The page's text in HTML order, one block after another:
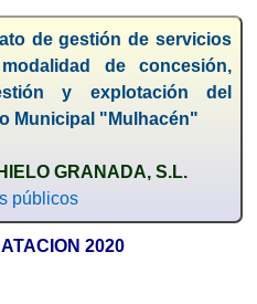
de gestión de servicios
de concesión,
y explotación del
Municipal "Mulhacén"
GRANADA, S.L.
públicos
2020